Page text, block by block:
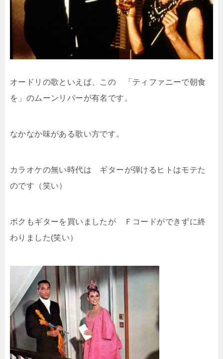
オードリの歌といえば、この 「ティファニーで朝食
を」のムーンリバーが有名です。
なかなか味がある歌い方です。
カラオケの無い時代は ギターが弾けるヒトはモテた
のです（笑い）
ボクもギターを買いましたが Ｆコードができずに終
わりました(笑い）